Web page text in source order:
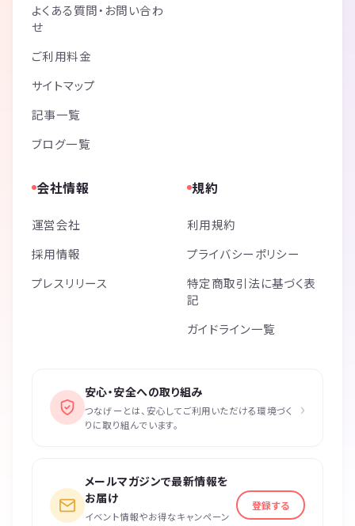
よくある質問・お問い合わ
せ
ご利用料金
サイトマップ
記事一覧
ブログ一覧
会社情報
運営会社
採用情報
プレスリリース
規約
利用規約
プライバシーポリシー
特定商取引法に基づく表
記
ガイドライン一覧
安心・安全への取り組み
つなげーとは、安心してご利用いただける環境づく
りに取り組んでいます。
›
メールマガジンで最新情報を
お届け
イベント情報やお得なキャンペーン
登録する